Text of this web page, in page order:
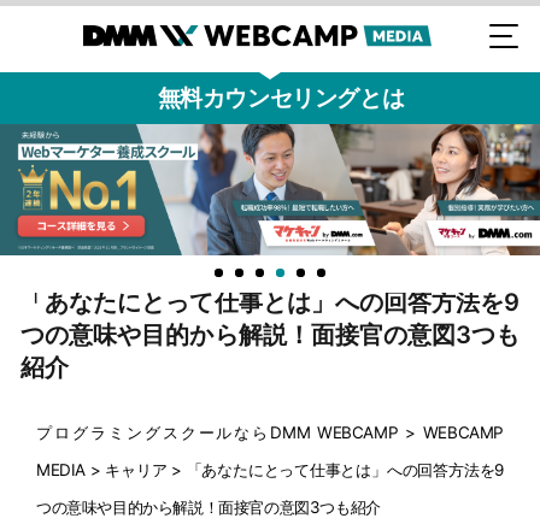
無料カウンセリングとは
「あなたにとって仕事とは」への回答方法を9
つの意味や目的から解説！面接官の意図3つも
紹介
プログラミングスクールならDMM WEBCAMP > WEBCAMP
MEDIA > キャリア >
「あなたにとって仕事とは」への回答方法を9
つの意味や目的から解説！面接官の意図3つも紹介